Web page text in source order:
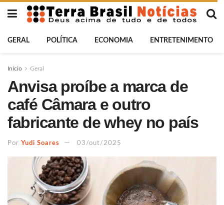
GERAL POLÍTICA ECONOMIA ENTRETENIMENTO
Início Geral
Anvisa proíbe a marca de
café Câmara e outro
fabricante de whey no país
Por Yudi Soares 03/out/2025